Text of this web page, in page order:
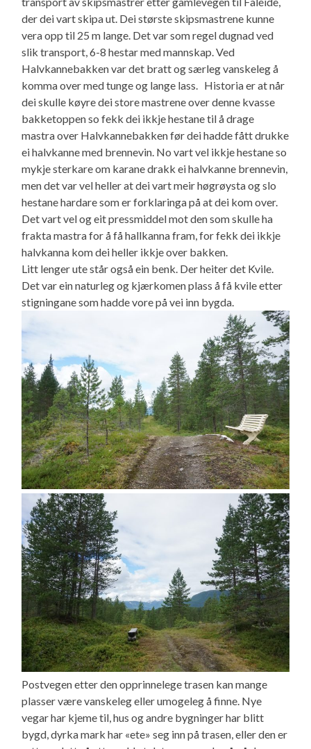
der dei vart skipa ut. Dei største skipsmastrene kunne
vera opp til 25 m lange. Det var som regel dugnad ved
slik transport, 6-8 hestar med mannskap. Ved
Halvkannebakken var det bratt og særleg vanskeleg å
komma over med tunge og lange lass. Historia er at når
dei skulle køyre dei store mastrene over denne kvasse
bakketoppen so fekk dei ikkje hestane til å drage
mastra over Halvkannebakken før dei hadde fått drukke
ei halvkanne med brennevin. No vart vel ikkje hestane so
mykje sterkare om karane drakk ei halvkanne brennevin,
men det var vel heller at dei vart meir høgrøysta og slo
hestane hardare som er forklaringa på at dei kom over.
Det vart vel og eit pressmiddel mot den som skulle ha
frakta mastra for å få hallkanna fram, for fekk dei ikkje
halvkanna kom dei heller ikkje over bakken.
Litt lenger ute står også ein benk. Der heiter det Kvile.
Det var ein naturleg og kjærkomen plass å få kvile etter
stigningane som hadde vore på vei inn bygda.
Postvegen etter den opprinnelege trasen kan mange
plasser være vanskeleg eller umogeleg å finne. Nye
vegar har kjeme til, hus og andre bygninger har blitt
bygd, dyrka mark har «ete» seg inn på trasen, eller den er